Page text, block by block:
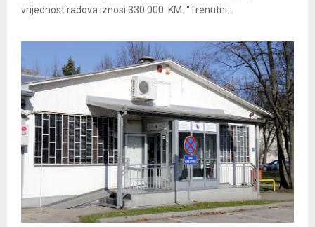
vrijednost radova iznosi 330.000 KM. “Trenutni...